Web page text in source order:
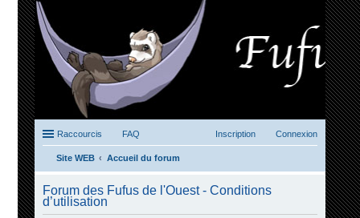
Raccourcis FAQ Connexion
Inscription
Site WEB
Accueil du forum
ch
Forum des Fufus de l'Ouest - Conditions
d’utilisation